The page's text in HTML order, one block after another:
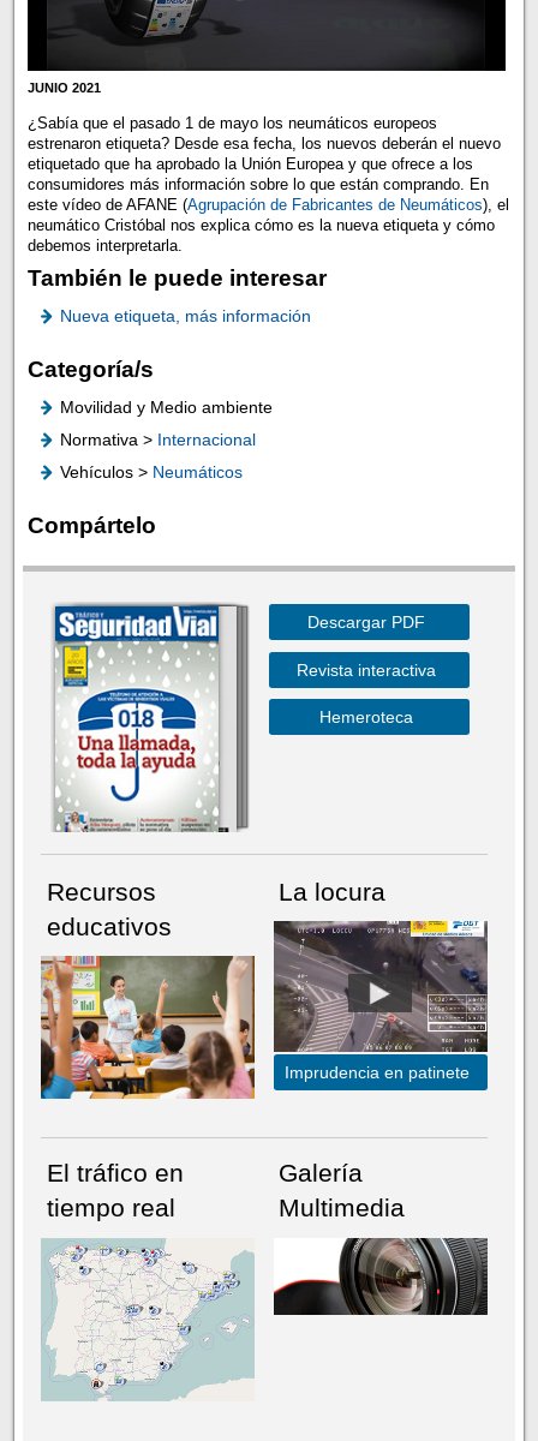
JUNIO 2021
¿Sabía que el pasado 1 de mayo los neumáticos europeos
estrenaron etiqueta? Desde esa fecha, los nuevos deberán el nuevo
etiquetado que ha aprobado la Unión Europea y que ofrece a los
consumidores más información sobre lo que están comprando. En
este vídeo de AFANE (Agrupación de Fabricantes de Neumáticos), el
neumático Cristóbal nos explica cómo es la nueva etiqueta y cómo
debemos interpretarla.
También le puede interesar
Nueva etiqueta, más información
Categoría/s
Movilidad y Medio ambiente
Normativa > Internacional
Vehículos > Neumáticos
Compártelo
NÚMERO ACTUALHEMEROTECA
Descargar PDF
Revista interactiva
Hemeroteca
Recursos
educativos
La locura
Imprudencia en patinete
El tráfico en
tiempo real
Galería
Multimedia